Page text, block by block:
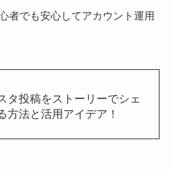
者でも安心してアカウント運用
タ投稿をストーリーでシェ
方法と活用アイデア！